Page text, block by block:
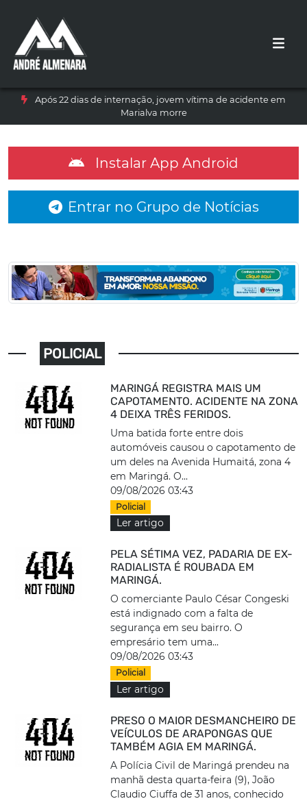
Após 22 dias de internação, jovem vítima de acidente em
Marialva morre
Instalar App Android
Entrar no Grupo de Notícias
POLICIAL
MARINGÁ REGISTRA MAIS UM
CAPOTAMENTO. ACIDENTE NA ZONA
4 DEIXA TRÊS FERIDOS.
Uma batida forte entre dois
automóveis causou o capotamento de
um deles na Avenida Humaitá, zona 4
em Maringá. O...
09/08/2026 03:43
Policial
Ler artigo
PELA SÉTIMA VEZ, PADARIA DE EX-
RADIALISTA É ROUBADA EM
MARINGÁ.
O comerciante Paulo César Congeski
está indignado com a falta de
segurança em seu bairro. O
empresário tem uma...
09/08/2026 03:43
Policial
Ler artigo
PRESO O MAIOR DESMANCHEIRO DE
VEÍCULOS DE ARAPONGAS QUE
TAMBÉM AGIA EM MARINGÁ.
A Polícia Civil de Maringá prendeu na
manhã desta quarta-feira (9), João
Claudio Ciuffa de 31 anos, conhecido